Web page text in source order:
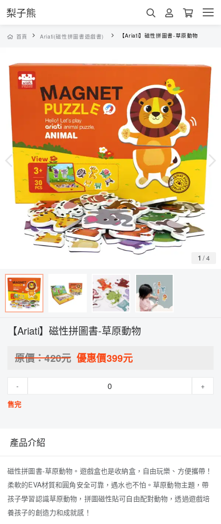
梨子熊
首頁 Ariati(磁性拼圖書遊戲書) 【Ariati】磁性拼圖書-草原動物
1 /4
【Ariati】磁性拼圖書-草原動物
原價：420元 優惠價399元
-
+
售完
產品介紹
磁性拼圖書-草原動物。遊戲盒也是收納盒，自由玩樂、方便攜帶！
柔軟的EVA材質和圓角安全可靠，遇水也不怕。草原動物主題，帶
孩子學習認識草原動物，拼圖磁性貼可自由配對動物，透過遊戲培
養孩子的創造力和成就感！